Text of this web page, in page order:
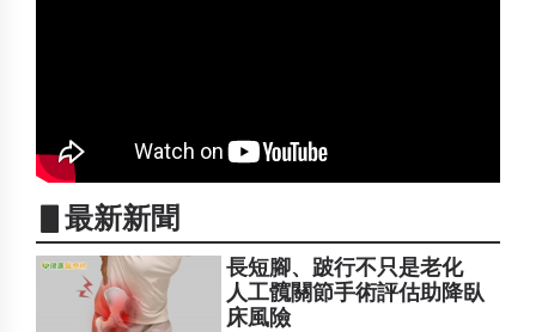
▋最新新聞
長短腳、跛行不只是老化
人工髖關節手術評估助降臥
床風險